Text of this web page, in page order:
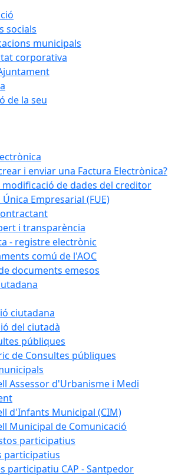
socials
municipals
corporativa
de la seu
i enviar una Factura Electrònica?
modificació de dades del creditor
Empresarial (FUE)
i transparència
- registre electrònic
comú de l'AOC
documents emesos
ciutadana
del ciutadà
públiques
de Consultes públiques
Assessor d'Urbanisme i Medi
d'Infants Municipal (CIM)
Municipal de Comunicació
participatius
participatius
participatiu CAP - Santpedor